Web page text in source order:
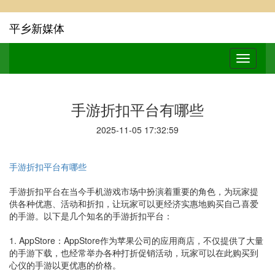
平乡新媒体
手游折扣平台有哪些
2025-11-05 17:32:59
手游折扣平台有哪些
手游折扣平台在当今手机游戏市场中扮演着重要的角色，为玩家提
供各种优惠、活动和折扣，让玩家可以更经济实惠地购买自己喜爱
的手游。以下是几个知名的手游折扣平台：
1. AppStore：AppStore作为苹果公司的应用商店，不仅提供了大量
的手游下载，也经常举办各种打折促销活动，玩家可以在此购买到
心仪的手游以更优惠的价格。